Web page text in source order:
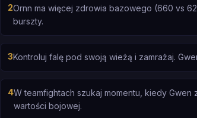
2Ornn ma więcej zdrowia bazowego (660 vs
burszty.
3Kontroluj falę pod swoją wieżą i zamrażaj.
4W teamfightach szukaj momentu, kiedy
wartości bojowej.